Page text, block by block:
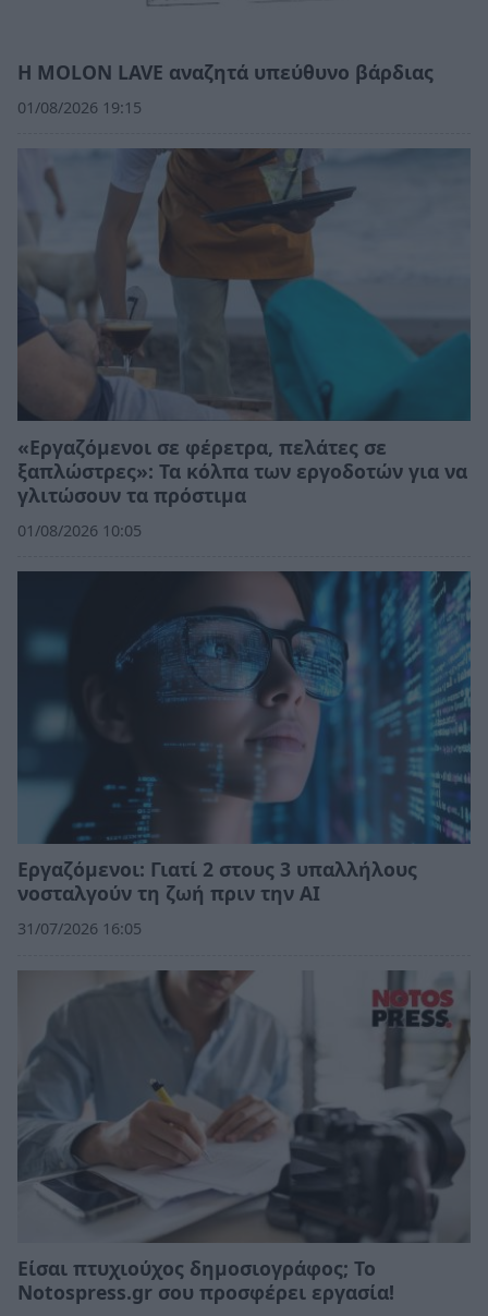
Η MOLON LAVE αναζητά υπεύθυνο βάρδιας
01/08/2026 19:15
«Εργαζόμενοι σε φέρετρα, πελάτες σε
ξαπλώστρες»: Τα κόλπα των εργοδοτών για να
γλιτώσουν τα πρόστιμα
01/08/2026 10:05
Εργαζόμενοι: Γιατί 2 στους 3 υπαλλήλους
νοσταλγούν τη ζωή πριν την ΑΙ
31/07/2026 16:05
Eίσαι πτυχιούχος δημοσιογράφος; Το
Notospress.gr σου προσφέρει εργασία!